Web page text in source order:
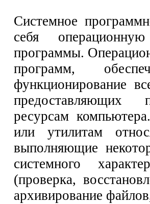
Системное
себя
программы.
программ,
функционирование
предоставляющих
ресурсам
или утилитам
выполняющие
системного
(проверка,
архивирование